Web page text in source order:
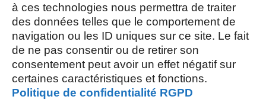
à ces technologies nous permettra de traiter
des données telles que le comportement de
navigation ou les ID uniques sur ce site. Le fait
de ne pas consentir ou de retirer son
consentement peut avoir un effet négatif sur
certaines caractéristiques et fonctions.
Politique de confidentialité RGPD
AOÛT, 2026